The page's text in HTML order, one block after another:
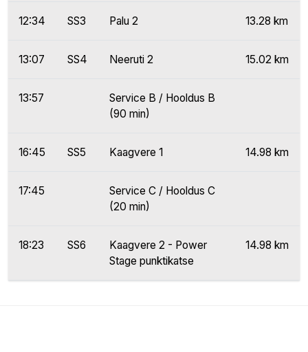
12:34 SS3 Palu 2 13.28 km
13:07 SS4 Neeruti 2 15.02 km
13:57
Service B / Hooldus B
(90 min)
16:45 SS5 Kaagvere 1 14.98 km
17:45
Service C / Hooldus C
(20 min)
18:23 SS6
Kaagvere 2 - Power
Stage punktikatse
14.98 km